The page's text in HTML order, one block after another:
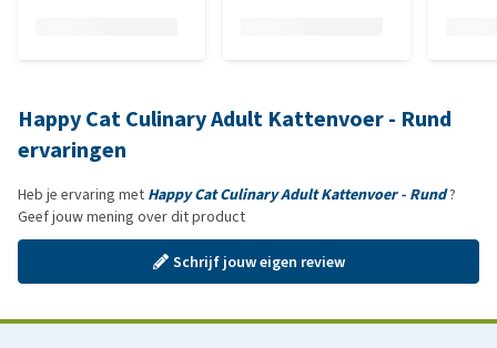
Happy Cat Culinary Adult Kattenvoer - Rund
ervaringen
Heb je ervaring met Happy Cat Culinary Adult Kattenvoer - Rund?
Geef jouw mening over dit product
Schrijf jouw eigen review